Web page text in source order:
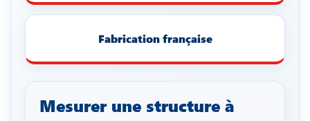
Fabrication française
Mesurer une structure à